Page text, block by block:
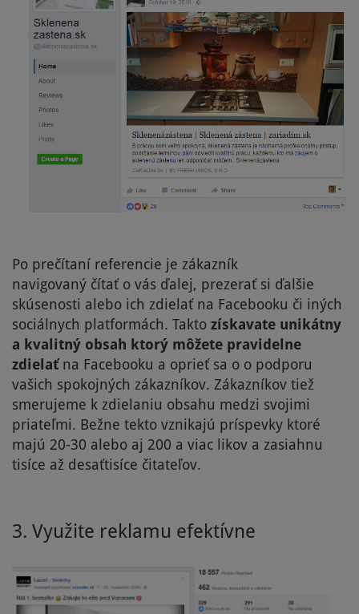
Po prečítaní referencie je zákazník
navigovaný čítať o vás ďalej, prezerať si ďalšie
skúsenosti alebo ich zdielať na Facebooku či iných
sociálnych platformách. Takto získavate unikátny
a kvalitný obsah ktorý môžete pravidelne
zdielaťna Facebooku a oprieť sa o o podporu
vašich spokojných zákazníkov. Zákazníkov tiež
smerujeme k zdielaniu obsahu medzi svojimi
priateľmi. Bežne tekto vznikajú príspevky ktoré
majú 20-30 alebo aj 200 a viac likov a zasiahnu
tisíce až desaťtisíce čitateľov.
3. Využite reklamu efektívne